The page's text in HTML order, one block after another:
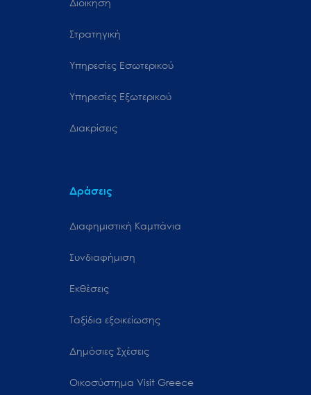
Στρατηγική
Υπηρεσίες Εσωτερικού
Υπηρεσίες Εξωτερικού
Διακρίσεις
Δράσεις
Διαφημιστική Καμπάνια
Συνδιαφήμιση
Εκθέσεις
Ταξίδια εξοικείωσης
Δημόσιες Σχέσεις
Oικοσύστημα Visit Greece